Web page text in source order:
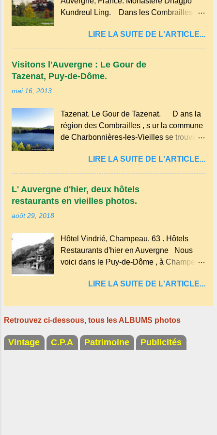
réalisée avec des ingrédients simples
comme la farine, les œufs, le lait et une
y ajouter du sucre et des fruits comme des
pommes ou des myrtilles. Son nom
pourrait être dérivé du terme occitan
pascada , qui signifie...
Kundreul Ling. Dans les Combrailles ,
trouve un site Bouddhiste, composé de
deux ermitages monastiques, dont le
dit "le Bost" sur la commune de Biollet ,
un des plus importants centres d'Europe.
dresse dans les nuages et brille au
moindre rayon de soleil, attirant le regard.
Bien entouré de verdure, d'un étang,
d'art sacré, d'un jardin des souvenirs tout
cela dans un grand parc arboré.
LIRE LA SUITE DE L'ARTICLE...
Visitons l'Auvergne : Le Gour de
Tazenat, Puy-de-Dôme.
mai 16, 2013
Tazenat. Le Gour de Tazenat. D ans la
région des Combrailles , s ur la commune
de Charbonnières-les-Vieilles se trouve le
(cratère d'explosion) rempli d’eau, appelé
: le Lac de Tazenat ou Tazanat, il est le
premier et le plus au nord de la Chaîne
des Puys qui en compte près de soixante.
En Auvergne on dit : un " Gour " c 'est
Longtemps considéré comme "sans fond"
et en forme d'entonnoir entraînant vers les
entrailles de la terre, les malheureux qui
LIRE LA SUITE DE L'ARTICLE...
L' Auvergne d'hier, deux hôtels
restaurants en vieilles photos.
août 29, 2018
Hôtel Vindrié, Champeau, 63 . Hôtels
Restaurants d'hier en Auvergne Nous
voici dans le Puy-de-Dôme , à Champeau
commune de Servant . L'Hôtel-Restaurant
fritures, ses truites, son jambon de pays et
son poulet cocotte, selon les publicités.
LIRE LA SUITE DE L'ARTICLE...
Retrouvez ci-dessous, tous les ALBUMS photos
Vintage C.P.A Patrimoine Publicités